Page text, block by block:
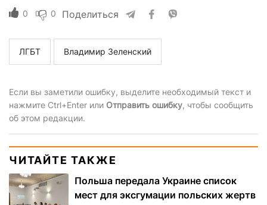
0 0 Поделиться
ЛГБТ Владимир Зеленский
Если вы заметили ошибку, выделите необходимый текст и
нажмите Ctrl+Enter или Отправить ошибку, чтобы сообщить
об этом редакции.
ЧИТАЙТЕ ТАКЖЕ
Польша передала Украине список
мест для эксгумации польских жертв